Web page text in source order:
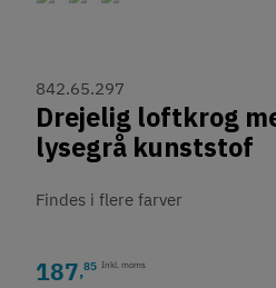
842.65.297
Drejelig loftkrog
lysegrå kunststof
Findes i flere farver
187,85 Inkl. moms